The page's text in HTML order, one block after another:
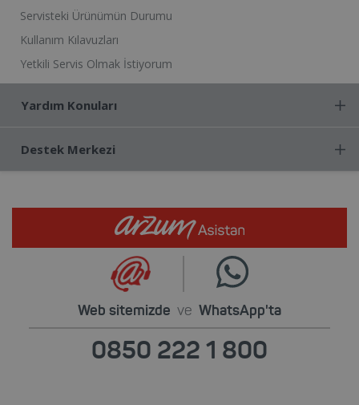
Servisteki Ürünümün Durumu
Kullanım Kılavuzları
Yetkili Servis Olmak İstiyorum
Yardım Konuları
Destek Merkezi
Web sitemizde ve WhatsApp'ta
0850 222 1 800